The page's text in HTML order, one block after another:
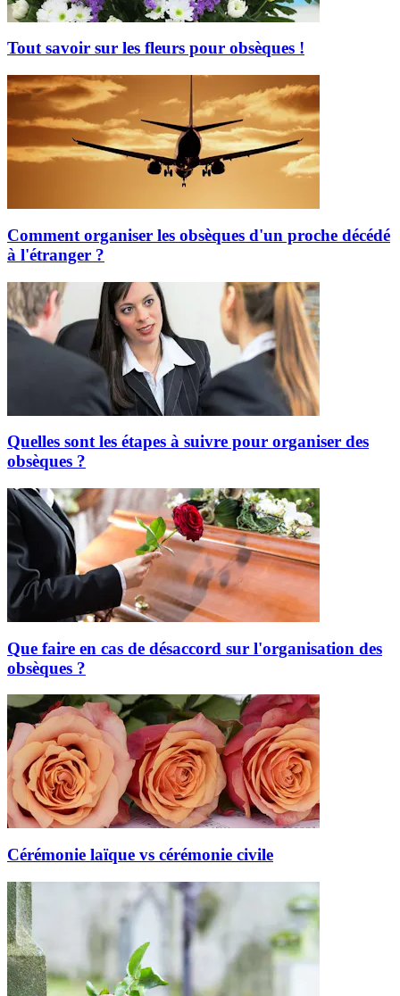
Tout savoir sur les fleurs pour obsèques !
Comment organiser les obsèques d'un proche décédé
à l'étranger ?
Quelles sont les étapes à suivre pour organiser des
obsèques ?
Que faire en cas de désaccord sur l'organisation des
obsèques ?
Cérémonie laïque vs cérémonie civile